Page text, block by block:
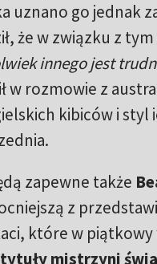
uznano go jednak
że w związku z
innego jest
w rozmowie z
kibiców i
zapewne także
z
które w
mistrzyni